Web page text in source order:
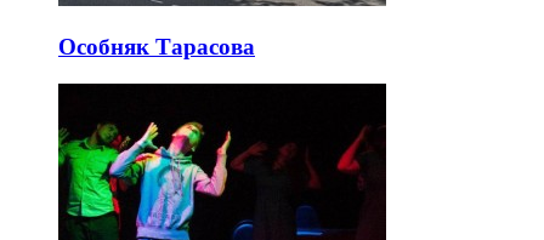
Особняк Тарасова